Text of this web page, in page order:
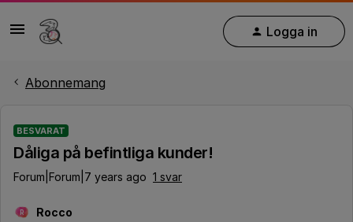
Logga in
Abonnemang
BESVARAT
Dåliga på befintliga kunder!
Forum|Forum|7 years ago 1 svar
R Rocco